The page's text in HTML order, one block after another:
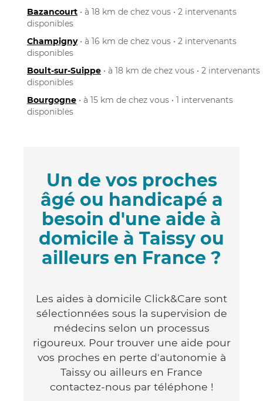
Bazancourt • à 18 km de chez vous • 2 intervenants
disponibles
Champigny• à 16 km de chez vous • 2 intervenants
disponibles
Boult-sur-Suippe • à 18 km de chez vous • 2 intervenants
disponibles
Bourgogne • à 15 km de chez vous • 1 intervenants
disponibles
Un de vos proches
âgé ou handicapé a
besoin d'une aide à
domicile à Taissy ou
ailleurs en France ?
Les aides à domicile Click&Care sont
sélectionnées sous la supervision de
médecins selon un processus
rigoureux. Pour trouver une aide pour
vos proches en perte d'autonomie à
Taissy ou ailleurs en France
contactez-nous par téléphone !